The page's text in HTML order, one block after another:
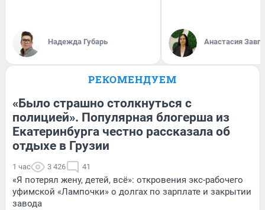
Надежда Губарь Анастасия
РЕКОМЕНДУЕМ
«Было страшно столкнуться с
полицией». Популярная блогерша из
Екатеринбурга честно рассказала об
отдыхе в Грузии
1 час 3 426 41
«Я потерял жену, детей, всё»: откровения экс-рабочего
уфимской «Лампочки» о долгах по зарплате и закрытии
завода